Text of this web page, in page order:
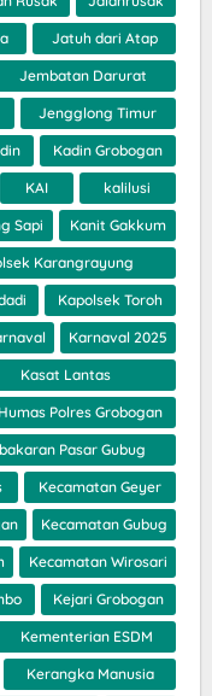
Jatuh dari Atap
Jembatan Darurat
Jengglong Timur
Kadin Grobogan
KAI kalilusi
Sapi Kanit Gakkum
Karangrayung
Kapolsek Toroh
Karnaval 2025
Kasat Lantas
Polres Grobogan
Pasar Gubug
Kecamatan Geyer
Kecamatan Gubug
Kecamatan Wirosari
Kejari Grobogan
Kementerian ESDM
Kerangka Manusia